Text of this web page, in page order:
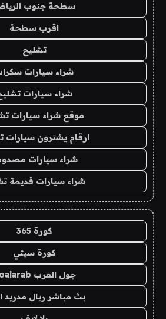
سطحة جنوب
اقرب سطحة
تشليح
شراء سيارات
شراء سيارات
موقع شراء سيارات
ارقام يشترون سيارات
شراء سيارات
شراء سيارات قديمة
كورة 365
كورة سيتي
جول العرب goalarab
بث مباشر ريال مدريد